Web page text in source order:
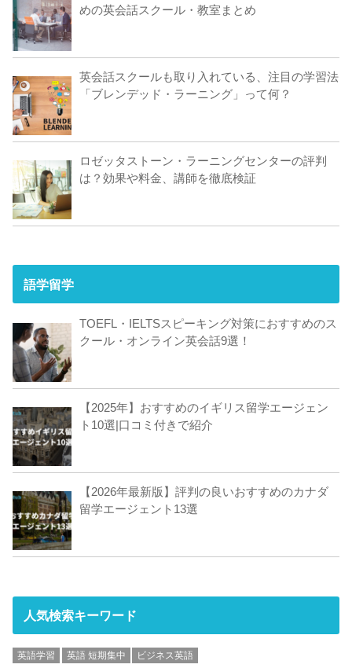
めの英会話スクール・教室まとめ
英会話スクールも取り入れている、注目の学習法
「ブレンデッド・ラーニング」って何？
ロゼッタストーン・ラーニングセンターの評判
は？効果や料金、講師を徹底検証
語学留学
TOEFL・IELTSスピーキング対策におすすめのス
クール・オンライン英会話9選！
【2025年】おすすめのイギリス留学エージェン
ト10選|口コミ付きで紹介
【2026年最新版】評判の良いおすすめのカナダ
留学エージェント13選
人気検索キーワード
英語学習 英語 短期集中 ビジネス英語